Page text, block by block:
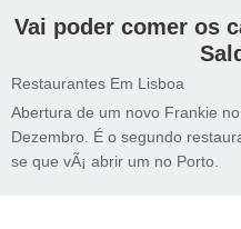
Vai poder comer os
Restaurantes Em Lisboa
Abertura de um novo Frankie
Dezembro. É o segundo
se que vÃ¡ abrir um no Porto.